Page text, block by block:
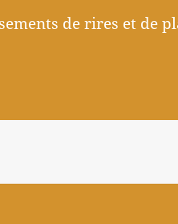
de rires et de